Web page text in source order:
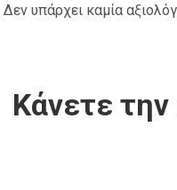
Δεν υπάρχει καμία
Κάνετε